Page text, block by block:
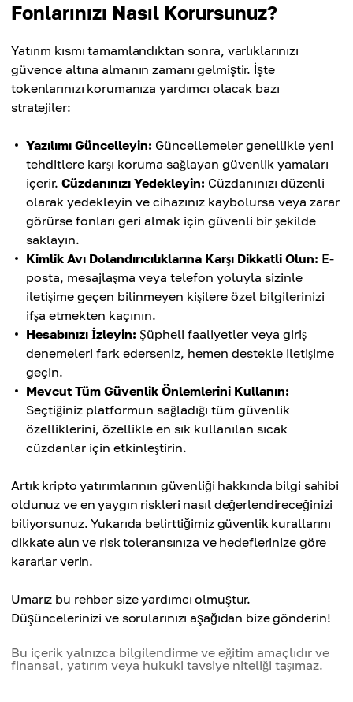
Fonlarınızı Nasıl Korursunuz?
Yatırım kısmı tamamlandıktan sonra, varlıklarınızı
güvence altına almanın zamanı gelmiştir. İşte
tokenlarınızı korumanıza yardımcı olacak bazı
stratejiler:
Yazılımı Güncelleyin: Güncellemeler genellikle yeni
tehditlere karşı koruma sağlayan güvenlik yamaları
içerir. Cüzdanınızı Yedekleyin: Cüzdanınızı düzenli
olarak yedekleyin ve cihazınız kaybolursa veya zarar
görürse fonları geri almak için güvenli bir şekilde
saklayın.
Kimlik Avı Dolandırıcılıklarına Karşı Dikkatli Olun: E-
posta, mesajlaşma veya telefon yoluyla sizinle
iletişime geçen bilinmeyen kişilere özel bilgilerinizi
ifşa etmekten kaçının.
Hesabınızı İzleyin: Şüpheli faaliyetler veya giriş
denemeleri fark ederseniz, hemen destekle iletişime
geçin.
Mevcut Tüm Güvenlik Önlemlerini Kullanın:
Seçtiğiniz platformun sağladığı tüm güvenlik
özelliklerini, özellikle en sık kullanılan sıcak
cüzdanlar için etkinleştirin.
Artık kripto yatırımlarının güvenliği hakkında bilgi sahibi
oldunuz ve en yaygın riskleri nasıl değerlendireceğinizi
biliyorsunuz. Yukarıda belirttiğimiz güvenlik kurallarını
dikkate alın ve risk toleransınıza ve hedeflerinize göre
kararlar verin.
Umarız bu rehber size yardımcı olmuştur.
Düşüncelerinizi ve sorularınızı aşağıdan bize gönderin!
Bu içerik yalnızca bilgilendirme ve eğitim amaçlıdır ve
finansal, yatırım veya hukuki tavsiye niteliği taşımaz.